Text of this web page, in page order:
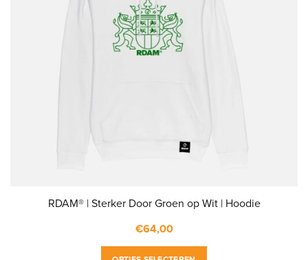
RDAM® | Sterker Door Groen op Wit | Hoodie
€64,00